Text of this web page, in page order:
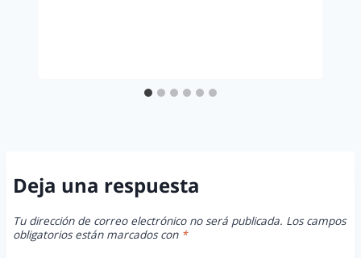
Deja una respuesta
Tu dirección de correo electrónico no será publicada. Los campos
obligatorios están marcados con *